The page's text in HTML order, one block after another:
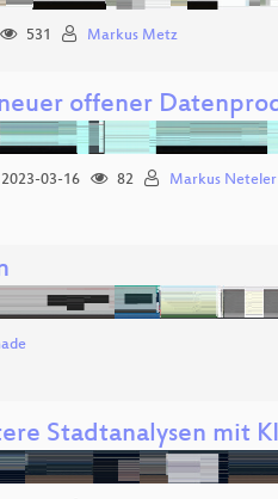
531 Markus Metz
offener
2023-03-16 82 Markus Neteler
Stadtanalysen mit